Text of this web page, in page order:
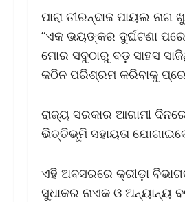
ପାରା ତୀରନ୍ଦାଜ ପାୟଲ
“ଏକ ଭୟଙ୍କର ଦୁର୍ଘଟଣା
ମୋର ସବୁଠାରୁ ବଡ଼ ସାହସ
କଠିନ ପରିଶ୍ରମ କରିବାକୁ
ରାଜ୍ୟ ସରକାର ଆଗାମୀ
ଭିତ୍ତିଭୂମି ସହାୟତା
ଏହି ଅବସରରେ କ୍ରୀଡ଼ା
ସୁଧାକର ନାଏକ ଓ ଅନ୍ୟାନ୍ୟ